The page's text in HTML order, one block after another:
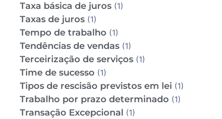
Taxa básica de juros (1)
Taxas de juros (1)
Tempo de trabalho (1)
Tendências de vendas (1)
Terceirização de serviços (1)
Time de sucesso (1)
Tipos de rescisão previstos em lei (1)
Trabalho por prazo determinado (1)
Transação Excepcional (1)